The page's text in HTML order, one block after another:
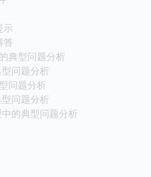
示
答
典型问题分析
问题分析
问题分析
问题分析
的典型问题分析